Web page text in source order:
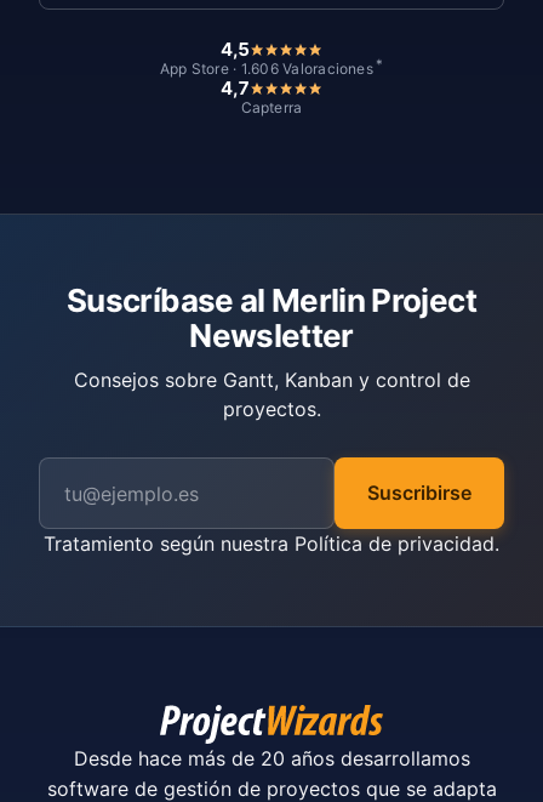
4,5
App Store · 1.606 Valoraciones *
4,7
Capterra
Suscríbase al Merlin Project
Newsletter
Consejos sobre Gantt, Kanban y control de
proyectos.
Suscribirse
Tratamiento según nuestra Política de privacidad.
Desde hace más de 20 años desarrollamos
software de gestión de proyectos que se adapta